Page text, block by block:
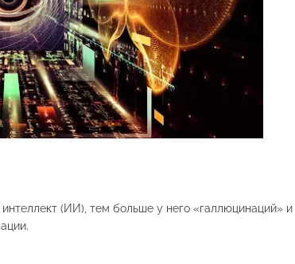
(ИИ), тем больше у него «галлюцинаций» и